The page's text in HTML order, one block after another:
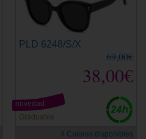
PLD 6248/S/X
69,00€
38,00€
Graduable
novedad
4 Colores disponibles